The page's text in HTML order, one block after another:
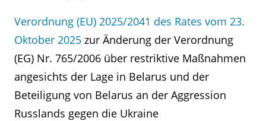
Verordnung (EU) 2025/2041 des Rates vom 23.
Oktober 2025 zur Änderung der Verordnung
(EG) Nr. 765/2006 über restriktive Maßnahmen
angesichts der Lage in Belarus und der
Beteiligung von Belarus an der Aggression
Russlands gegen die Ukraine